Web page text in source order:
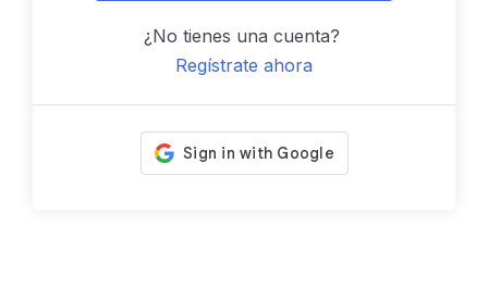
¿No tienes una cuenta?
Regístrate ahora